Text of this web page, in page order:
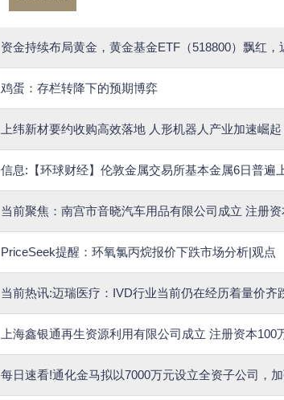
资金持续布局黄金，黄金基金ETF（518800）飘红
鸡蛋：存栏转降下的预期博弈
上纬新材要约收购高效落地 人形机器人产业加速崛
信息:【环球财经】伦敦金属交易所基本金属6日普遍
当前聚焦：南宫市音晓汽车用品有限公司成立 注册
PriceSeek提醒：环氧氯丙烷报价下跌市场分析|观点
当前热讯:迈瑞医疗：IVD行业当前仍在经历着量价齐
上海鑫银通再生资源利用有限公司成立 注册资本100
每日速看!通化金马拟以7000万元设立全资子公司，